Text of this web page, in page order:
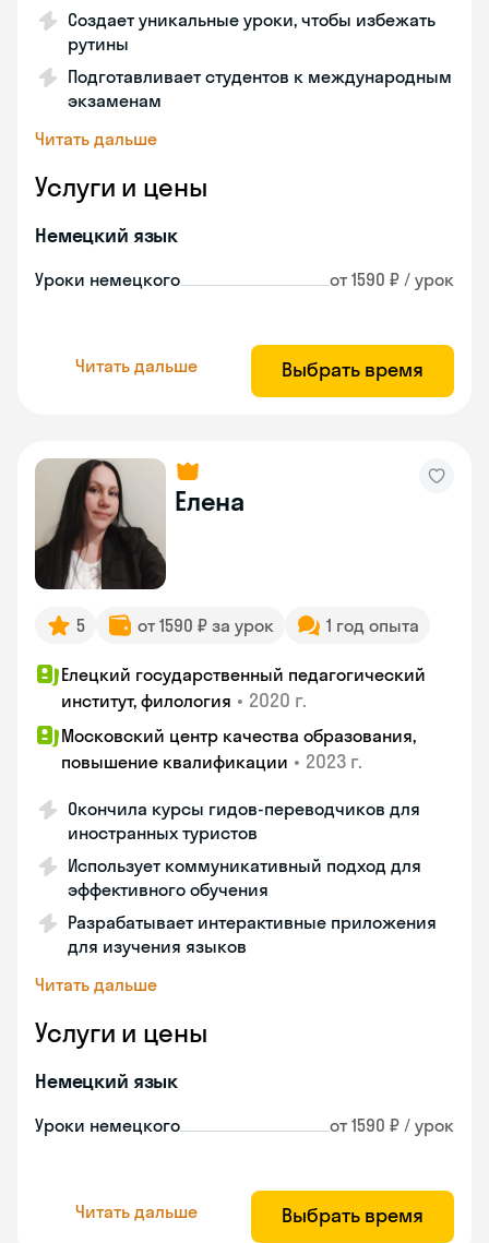
Создает уникальные уроки, чтобы избежать
рутины
Подготавливает студентов к международным
экзаменам
Читать дальше
Услуги и цены
Немецкий язык
Уроки немецкого от 1590 ₽ / урок
Читать дальше Выбрать время
Елена
5 от 1590 ₽ за урок 1 год опыта
Елецкий государственный педагогический
институт, филология • 2020 г.
Московский центр качества образования,
повышение квалификации • 2023 г.
Окончила курсы гидов-переводчиков для
иностранных туристов
Использует коммуникативный подход для
эффективного обучения
Разрабатывает интерактивные приложения
для изучения языков
Читать дальше
Услуги и цены
Немецкий язык
Уроки немецкого от 1590 ₽ / урок
Читать дальше Выбрать время